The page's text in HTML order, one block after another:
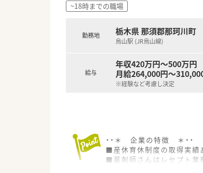
~18時までの職場
勤務地 栃木県 那須郡那珂川町
烏山駅 (JR烏山線)
給与
年収420万円～500万円
月給264,000円～
※経験など考慮し決定
・・＊ 企業の特徴 ＊・・
■産休育休制度の取得実績
■薬剤師さんはレセプト業